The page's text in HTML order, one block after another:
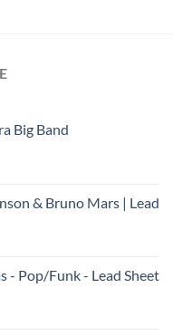
Big Band
& Bruno Mars | Lead
- Pop/Funk - Lead Sheet